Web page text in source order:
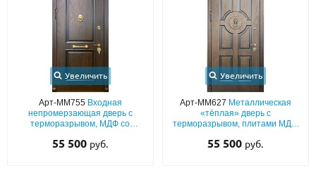
Увеличить
Арт-ММ755 Входная
непромерзающая дверь с
терморазрывом, МДФ со
кнокером и парадной ручкой
55 500 руб.
Увеличить
Арт-ММ627 Металлическая
«тёплая» дверь с
терморазрывом, плитами МДФ
карнизом и кнокером
55 500 руб.